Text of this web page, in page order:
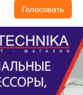
Голосовать